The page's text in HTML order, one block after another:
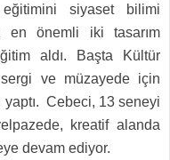
siyaset bilimi
en önemli iki tasarım
aldı. Başta Kültür
ve müzayede için
yaptı. Cebeci, 13 seneyi
kreatif alanda
devam ediyor.